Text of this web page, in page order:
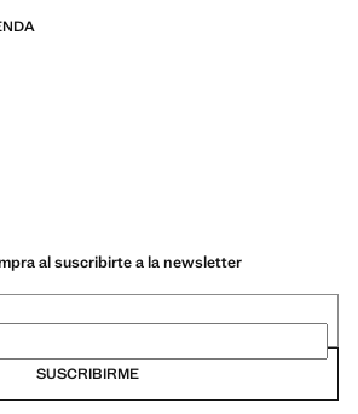
al suscribirte a la newsletter
SUSCRIBIRME